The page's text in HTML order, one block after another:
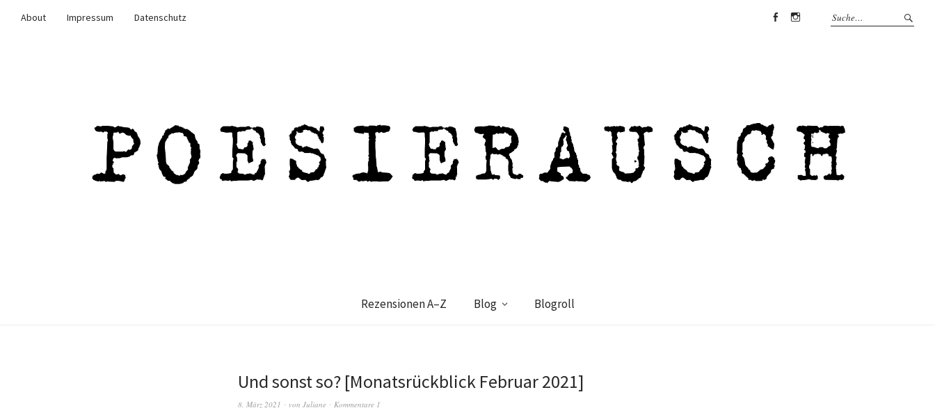
About Impressum
Datenschutz
Rezensionen A–Z Blog Blogroll
Und sonst so? [Monatsrückblick Februar 2021]
8. März 2021 von Juliane Kommentare 1